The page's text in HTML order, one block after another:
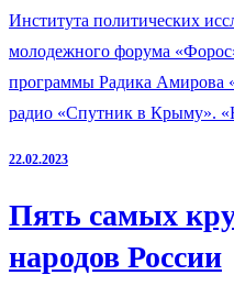
Института политических
молодежного форума
программы Радика Амирова
радио «Спутник в Крыму».
22.02.2023
Пять самых
народов России